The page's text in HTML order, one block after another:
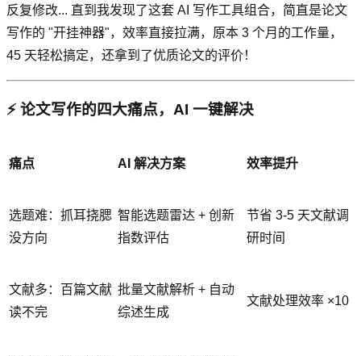
反复修改... 直到我发现了这套 AI 写作工具组合，简直是论文
写作的 "开挂神器"，效率直接拉满，原本 3 个月的工作量，
45 天轻松搞定，还拿到了优质论文的评价！
⚡ 论文写作的四大痛点，AI 一键解决
痛点 AI 解决方案 效率提升
选题难：抓耳挠腮
没方向
智能选题雷达 + 创新
指数评估
节省 3-5 天文献调
研时间
文献多：百篇文献
读不完
批量文献解析 + 自动
综述生成
文献处理效率 ×10